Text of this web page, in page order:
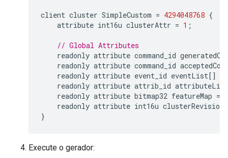
client cluster SimpleCustom = 4294048768 {
attribute int16u clusterAttr = 1 ;
// Global Attributes
readonly attribute command_id
readonly attribute command_id
readonly attribute event_id eventList[]
readonly attribute attrib_id attributeList
readonly attribute bitmap32 featureMap =
readonly attribute int16u clusterRevision
}
Execute o gerador: